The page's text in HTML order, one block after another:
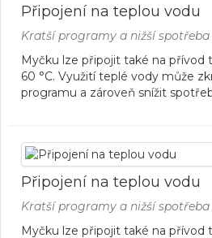
Připojení na teplou vodu
Kratší programy a nižší spotřeba
Myčku lze připojit také na přívod
60 °C. Využití teplé vody může
programu a zároveň snížit
Připojení na teplou vodu
Kratší programy a nižší spotřeba
Myčku lze připojit také na přívod